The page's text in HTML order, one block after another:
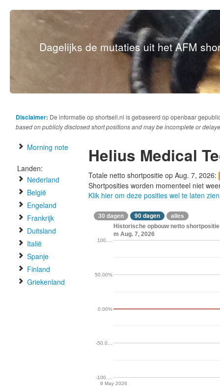
Dagelijks de mutaties uit het AFM
Disclaimer: De informatie op shortsell.nl is gebaseerd op openbaar
based on publicly disclosed short positions and may be incomplete or
Morning note
Landen:
Nederland
België
Engeland
Frankrijk
Duitsland
Italië
Spanje
Finland
Griekenland
Helius Medical
Totale netto shortpositie op Aug. 7, 2026:
Shortposities worden momenteel niet
Klik hier om deze posities wel te laten zien
30 dagen 90 dagen alles
Historische opbouw netto
m Aug. 7, 2026
9 May 2026
-100.…
-50.0…
0.00%
50.00%
100.…